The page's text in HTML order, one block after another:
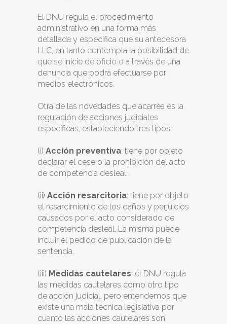
El DNU regula el procedimiento
administrativo en una forma más
detallada y especifica que su antecesora
LLC, en tanto contempla la posibilidad de
que se inicie de oficio o a través de una
denuncia que podrá efectuarse por
medios electrónicos.
Otra de las novedades que acarrea es la
regulación de acciones judiciales
específicas, estableciendo tres tipos:
(i) Acción preventiva: tiene por objeto
declarar el cese o la prohibición del acto
de competencia desleal.
(ii) Acción resarcitoria: tiene por objeto
el resarcimiento de los daños y perjuicios
causados por el acto considerado de
competencia desleal. La misma puede
incluir el pedido de publicación de la
sentencia.
(iii) Medidas cautelares: el DNU regula
las medidas cautelares como otro tipo
de acción judicial, pero entendemos que
existe una mala técnica legislativa por
cuanto las acciones cautelares son